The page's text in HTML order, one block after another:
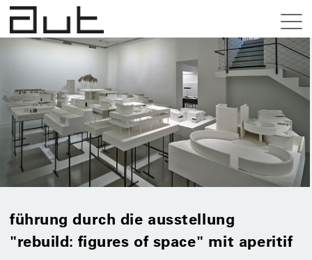
führung durch die ausstellung
"rebuild: figures of space" mit aperitif